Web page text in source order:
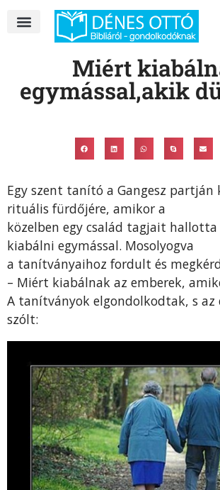
Miért
egymással,akik
Egy szent tanító a Gangesz partján
rituális fürdőjére, amikor a
közelben egy család tagjait hallotta
kiabálni egymással. Mosolyogva
a tanítványaihoz fordult és
– Miért kiabálnak az emberek,
A tanítványok elgondolkodtak, s az
szólt: